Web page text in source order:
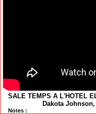
SALE TEMPS A L'HOTEL
Dakota
Notes :